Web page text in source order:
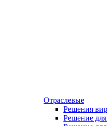
Отраслевые
Решения
Решение